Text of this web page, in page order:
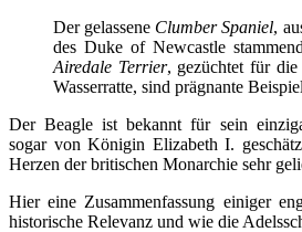
Der gelassene Clumber Spaniel,
des Duke of Newcastle
Airedale Terrier, gezüchtet für
Wasserratte, sind prägnante
Der Beagle ist bekannt für sein
sogar von Königin Elizabeth I.
Herzen der britischen Monarchie sehr
Hier eine Zusammenfassung einiger
historische Relevanz und wie die